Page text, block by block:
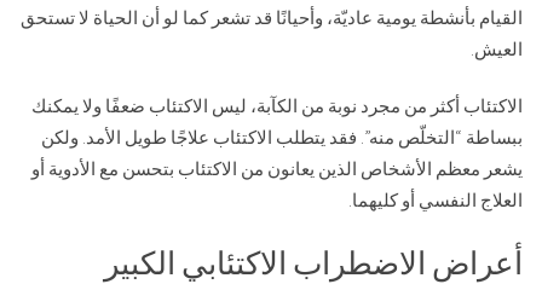
القيام بأنشطة يومية عاديّة، وأحيانًا قد تشعر كما لو أن الحياة لا تستحق
العيش.
الاكتئاب أكثر من مجرد نوبة من الكآبة، ليس الاكتئاب ضعفًا ولا يمكنك
ببساطة “التخلّص منه”. فقد يتطلب الاكتئاب علاجًا طويل الأمد. ولكن
يشعر معظم الأشخاص الذين يعانون من الاكتئاب بتحسن مع الأدوية أو
العلاج النفسي أو كليهما.
أعراض الاضطراب الاكتئابي الكبير